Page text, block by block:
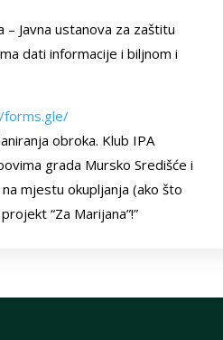
Javna ustanova za zaštitu
dati informacije i biljnom i
obroka. Klub IPA
grada Mursko Središće i
mjestu okupljanja (ako što
“Za Marijana”!”